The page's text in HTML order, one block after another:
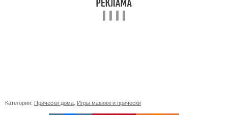
Категории: Прически дома Игры макияж и прически